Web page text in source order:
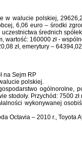
w walucie polskiej,
6,06 euro – środki
średnich
wartość: 160000 zł -
zł, emerytury – 64394,02
na Sejm RP
polskiej.
ogólnorolne,
stodoły. Przychód: 7500
wykonywanej
Octavia – 2010 r., Toyota